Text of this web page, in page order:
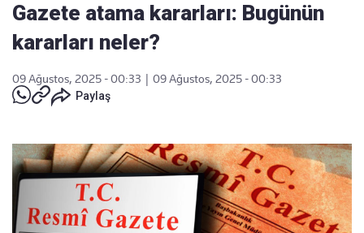
Gazete atama kararları: Bugünün
kararları neler?
09 Ağustos, 2025 - 00:33
09 Ağustos, 2025 - 00:33
Paylaş